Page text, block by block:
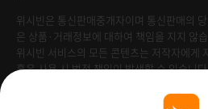
위시빈은 통신판매중개자이며 통신판매의
은 상품·거래정보에 대하여 책임을 지지 않습
위시빈 서비스의 모든 콘텐츠는 저작자에게
혹은 사용 시 법적 책임이 발생할 수 있습니